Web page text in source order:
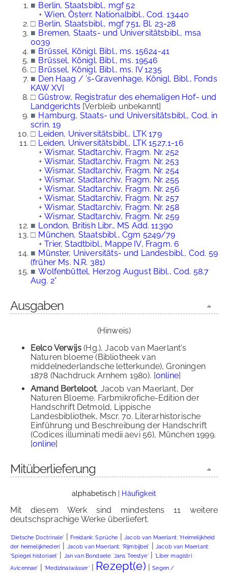
■ Berlin, Staatsbibl., mgf 52
+Wien, Österr. Nationalbibl., Cod. 13440
□ Berlin, Staatsbibl., mgf 751, Bl. 23-28
■ Bremen, Staats- und Universitätsbibl., msa
0039
■ Brüssel, Königl. Bibl., ms. 15624-41
■ Brüssel, Königl. Bibl., ms. 19546
□ Brüssel, Königl. Bibl., ms. IV 1235
■ Den Haag / 's-Gravenhage, Königl. Bibl., Fonds
KAW XVI
□ Güstrow, Registratur des ehemaligen Hof- und
Landgerichts [Verbleib unbekannt]
■ Hamburg, Staats- und Universitätsbibl., Cod. in
scrin. 19
□ Leiden, Universitätsbibl., LTK 179
□ Leiden, Universitätsbibl., LTK 1527,1-16
+Wismar, Stadtarchiv, Fragm. Nr. 252
+Wismar, Stadtarchiv, Fragm. Nr. 253
+Wismar, Stadtarchiv, Fragm. Nr. 254
+Wismar, Stadtarchiv, Fragm. Nr. 255
+Wismar, Stadtarchiv, Fragm. Nr. 256
+Wismar, Stadtarchiv, Fragm. Nr. 257
+Wismar, Stadtarchiv, Fragm. Nr. 258
+Wismar, Stadtarchiv, Fragm. Nr. 259
■ London, British Libr., MS Add. 11390
□ München, Staatsbibl., Cgm 5249/79
+Trier, Stadtbibl., Mappe IV, Fragm. 6
■ Münster, Universitäts- und Landesbibl., Cod. 59
(früher Ms. N.R. 381)
■ Wolfenbüttel, Herzog August Bibl., Cod. 58.7
Aug. 2°
Ausgaben
(Hinweis)
Eelco Verwijs(Hg.), Jacob van Maerlant's
Naturen bloeme (Bibliotheek van
middelnederlandsche letterkunde), Groningen
1878 (Nachdruck Arnhem 1980). [online]
Amand Berteloot, Jacob van Maerlant, Der
Naturen Bloeme. Farbmikrofiche-Edition der
Handschrift Detmold, Lippische
Landesbibliothek, Mscr. 70. Literarhistorische
Einführung und Beschreibung der Handschrift
(Codices illuminati medii aevi 56), München 1999.
[online]
Mitüberlieferung
alphabetisch| Häufigkeit
Mit diesem Werk sind mindestens 11 weitere
deutschsprachige Werke überliefert.
'Dietsche Doctrinale' | Freidank: Sprüche |Jacob van Maerlant: 'Heimelijkheid
der heimelijkheden' | Jacob van Maerlant: 'Rijmbijbel' |Jacob van Maerlant:
'Spiegel historiael' | Jan van Bondaele: 'Jans Teestye'|'Liber magistri
Avicennae' |'Medizinalwässer'| Rezept(e) |Segen /